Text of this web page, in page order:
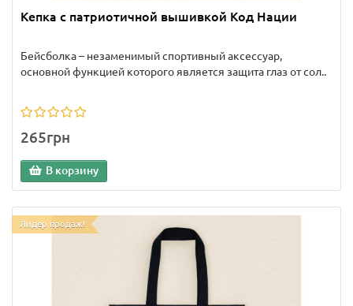
Кепка с патриотичной вышивкой Код Нации
Бейсболка – незаменимый спортивный аксессуар,
основной функцией которого является защита глаз от сол..
265грн
В корзину
Лидер продаж!